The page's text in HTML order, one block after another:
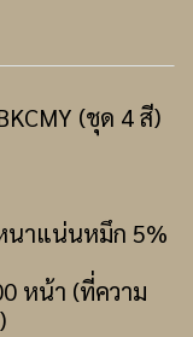
(ชุด 4 สี)
นาแน่นหมึก 5%
หน้า (ที่ความ